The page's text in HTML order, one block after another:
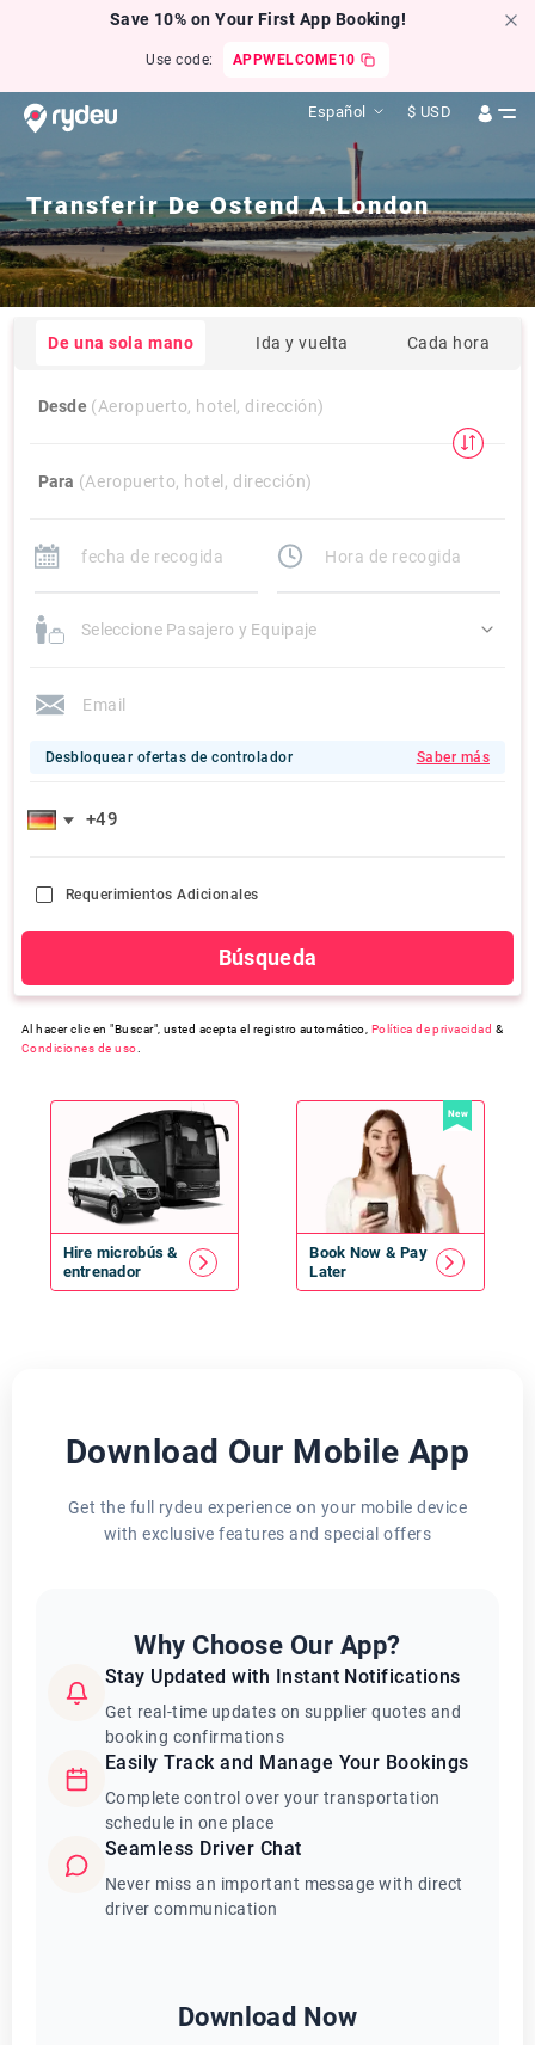
Save 10% on Your First App Booking!
Use code: APPWELCOME10
Español $ USD
Transferir De Ostend A London
De una sola mano Ida y vuelta Cada hora
Desde (Aeropuerto, hotel, dirección)
Para (Aeropuerto, hotel, dirección)
Seleccione Pasajero y Equipaje
Desbloquear ofertas de controlador Saber más
Requerimientos Adicionales
Búsqueda
Al hacer clic en "Buscar", usted acepta el registro automático, Política de privacidad &
Condiciones de uso
Hire microbús &
entrenador
New
Book Now & Pay
Later
Download Our Mobile App
Get the full rydeu experience on your mobile device
with exclusive features and special offers
Why Choose Our App?
Stay Updated with Instant Notifications
Get real-time updates on supplier quotes and
booking confirmations
Easily Track and Manage Your Bookings
Complete control over your transportation
schedule in one place
Seamless Driver Chat
Never miss an important message with direct
driver communication
Download Now